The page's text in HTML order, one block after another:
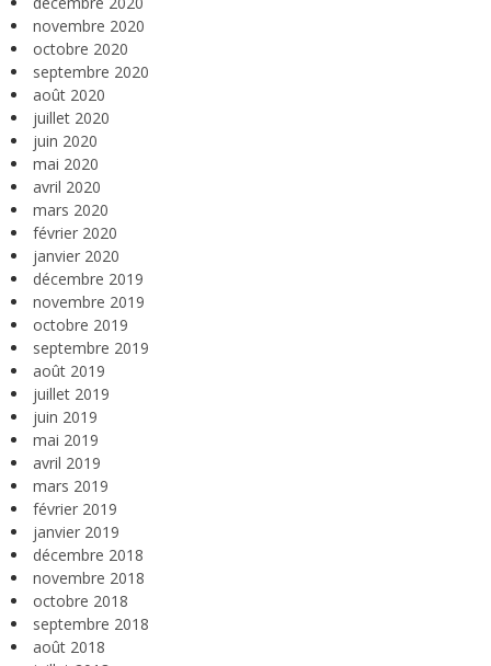
novembre 2020
octobre 2020
septembre 2020
août 2020
juillet 2020
juin 2020
mai 2020
avril 2020
mars 2020
février 2020
janvier 2020
décembre 2019
novembre 2019
octobre 2019
septembre 2019
août 2019
juillet 2019
juin 2019
mai 2019
avril 2019
mars 2019
février 2019
janvier 2019
décembre 2018
novembre 2018
octobre 2018
septembre 2018
août 2018